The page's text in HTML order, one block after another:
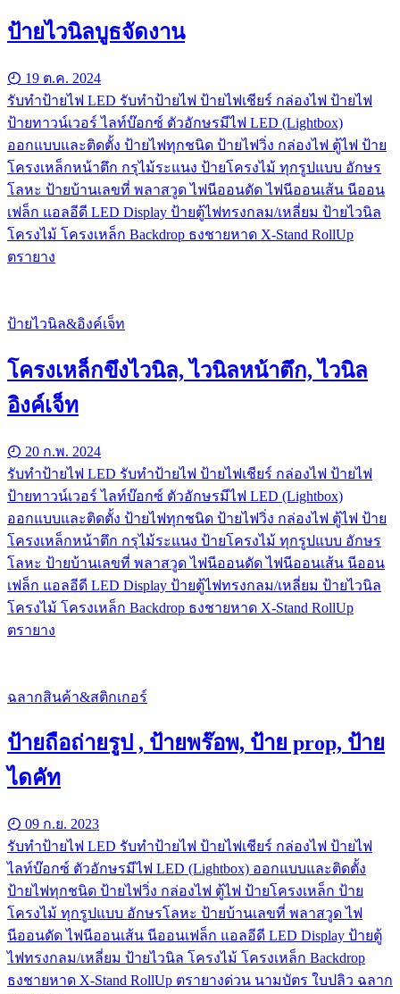
ป้ายไวนิลบูธจัดงาน
19 ต.ค. 2024
รับทําป้ายไฟ LED รับทำป้ายไฟ ป้ายไฟเชียร์ กล่องไฟ ป้ายไฟ
ป้ายทาวน์เวอร์ ไลท์บ๊อกซ์ ตัวอักษรมีไฟ LED (Lightbox)
ออกแบบและติดตั้ง ป้ายไฟทุกชนิด ป้ายไฟวิ่ง กล่องไฟ ตู้ไฟ ป้าย
โครงเหล็กหน้าตึก กรุไม้ระแนง ป้ายโครงไม้ ทุกรูปแบบ อักษร
โลหะ ป้ายบ้านเลขที่ พลาสวูด ไฟนีออนดัด ไฟนีออนเส้น นีออน
เฟล็ก แอลอีดี LED Display ป้ายตู้ไฟทรงกลม/เหลี่ยม ป้ายไวนิล
โครงไม้ โครงเหล็ก Backdrop ธงชายหาด X-Stand RollUp
ตรายาง
ป้ายไวนิล&อิงค์เจ็ท
โครงเหล็กขึงไวนิล, ไวนิลหน้าตึก, ไวนิล
อิงค์เจ็ท
20 ก.พ. 2024
รับทําป้ายไฟ LED รับทำป้ายไฟ ป้ายไฟเชียร์ กล่องไฟ ป้ายไฟ
ป้ายทาวน์เวอร์ ไลท์บ๊อกซ์ ตัวอักษรมีไฟ LED (Lightbox)
ออกแบบและติดตั้ง ป้ายไฟทุกชนิด ป้ายไฟวิ่ง กล่องไฟ ตู้ไฟ ป้าย
โครงเหล็กหน้าตึก กรุไม้ระแนง ป้ายโครงไม้ ทุกรูปแบบ อักษร
โลหะ ป้ายบ้านเลขที่ พลาสวูด ไฟนีออนดัด ไฟนีออนเส้น นีออน
เฟล็ก แอลอีดี LED Display ป้ายตู้ไฟทรงกลม/เหลี่ยม ป้ายไวนิล
โครงไม้ โครงเหล็ก Backdrop ธงชายหาด X-Stand RollUp
ตรายาง
ฉลากสินค้า&สติกเกอร์
ป้ายถือถ่ายรูป , ป้ายพร๊อพ, ป้าย prop, ป้าย
ไดคัท
09 ก.ย. 2023
รับทําป้ายไฟ LED รับทำป้ายไฟ ป้ายไฟเชียร์ กล่องไฟ ป้ายไฟ
ไลท์บ๊อกซ์ ตัวอักษรมีไฟ LED (Lightbox) ออกแบบและติดตั้ง
ป้ายไฟทุกชนิด ป้ายไฟวิ่ง กล่องไฟ ตู้ไฟ ป้ายโครงเหล็ก ป้าย
โครงไม้ ทุกรูปแบบ อักษรโลหะ ป้ายบ้านเลขที่ พลาสวูด ไฟ
นีออนดัด ไฟนีออนเส้น นีออนเฟล็ก แอลอีดี LED Display ป้ายตู้
ไฟทรงกลม/เหลี่ยม ป้ายไวนิล โครงไม้ โครงเหล็ก Backdrop
ธงชายหาด X-Stand RollUp ตรายางด่วน นามบัตร ใบปลิว ฉลาก